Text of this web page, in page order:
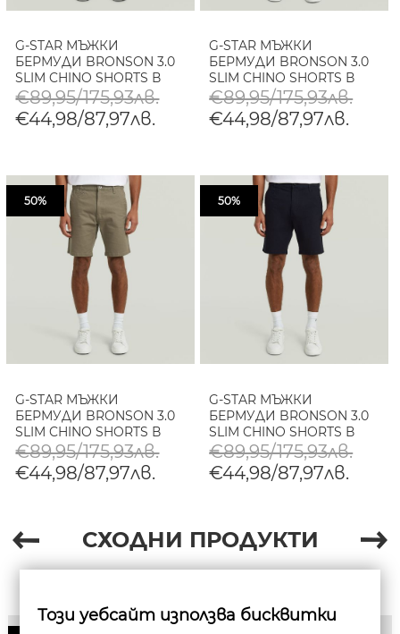
G-STAR МЪЖКИ
БЕРМУДИ BRONSON 3.0
SLIM CHINO SHORTS В
TURF
€89,95/175,93лв.
€44,98/87,97лв.
G-STAR МЪЖКИ
БЕРМУДИ BRONSON 3.0
SLIM CHINO SHORTS В
SALUTE
€89,95/175,93лв.
€44,98/87,97лв.
50%
G-STAR МЪЖКИ
БЕРМУДИ BRONSON 3.0
SLIM CHINO SHORTS В
TURF
€89,95/175,93лв.
€44,98/87,97лв.
50%
G-STAR МЪЖКИ
БЕРМУДИ BRONSON 3.0
SLIM CHINO SHORTS В
SALUTE
€89,95/175,93лв.
€44,98/87,97лв.
СХОДНИ ПРОДУКТИ
Този уебсайт използва бисквитки